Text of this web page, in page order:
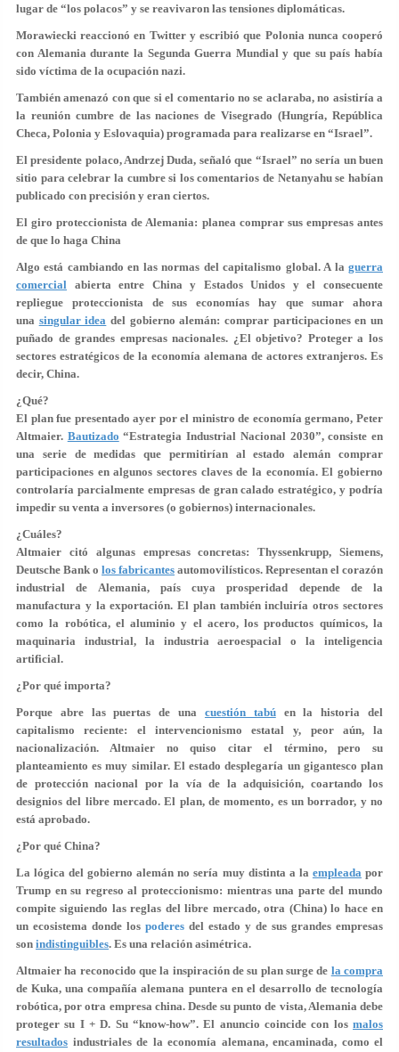
lugar de “los polacos” y se reavivaron las tensiones diplomáticas.
Morawiecki reaccionó en Twitter y escribió que Polonia nunca cooperó
con Alemania durante la Segunda Guerra Mundial y que su país había
sido víctima de la ocupación nazi.
También amenazó con que si el comentario no se aclaraba, no asistiría a
la reunión cumbre de las naciones de Visegrado (Hungría, República
Checa, Polonia y Eslovaquia) programada para realizarse en “Israel”.
El presidente polaco, Andrzej Duda, señaló que “Israel” no sería un buen
sitio para celebrar la cumbre si los comentarios de Netanyahu se habían
publicado con precisión y eran ciertos.
El giro proteccionista de Alemania: planea comprar sus empresas antes
de que lo haga China
Algo está cambiando en las normas del capitalismo global. A la guerra
comercial abierta entre China y Estados Unidos y el consecuente
repliegue proteccionista de sus economías hay que sumar ahora
una singular idea del gobierno alemán: comprar participaciones en un
puñado de grandes empresas nacionales. ¿El objetivo? Proteger a los
sectores estratégicos de la economía alemana de actores extranjeros. Es
decir, China.
¿Qué?
El plan fue presentado ayer por el ministro de economía germano, Peter
Altmaier. Bautizado “Estrategia Industrial Nacional 2030”, consiste en
una serie de medidas que permitirían al estado alemán comprar
participaciones en algunos sectores claves de la economía. El gobierno
controlaría parcialmente empresas de gran calado estratégico, y podría
impedir su venta a inversores (o gobiernos) internacionales.
¿Cuáles?
Altmaier citó algunas empresas concretas: Thyssenkrupp, Siemens,
Deutsche Bank o los fabricantes automovilísticos. Representan el corazón
industrial de Alemania, país cuya prosperidad depende de la
manufactura y la exportación. El plan también incluiría otros sectores
como la robótica, el aluminio y el acero, los productos químicos, la
maquinaria industrial, la industria aeroespacial o la inteligencia
artificial.
¿Por qué importa?
Porque abre las puertas de una cuestión tabúen la historia del
capitalismo reciente: el intervencionismo estatal y, peor aún, la
nacionalización. Altmaier no quiso citar el término, pero su
planteamiento es muy similar. El estado desplegaría un gigantesco plan
de protección nacional por la vía de la adquisición, coartando los
designios del libre mercado. El plan, de momento, es un borrador, y no
está aprobado.
¿Por qué China?
La lógica del gobierno alemán no sería muy distinta a la empleadapor
Trump en su regreso al proteccionismo: mientras una parte del mundo
compite siguiendo las reglas del libre mercado, otra (China) lo hace en
un ecosistema donde los poderes del estado y de sus grandes empresas
son indistinguibles. Es una relación asimétrica.
Altmaier ha reconocido que la inspiración de su plan surge de la compra
de Kuka, una compañía alemana puntera en el desarrollo de tecnología
robótica, por otra empresa china. Desde su punto de vista, Alemania debe
proteger su I + D. Su “know-how”. El anuncio coincide con los malos
resultados industriales de la economía alemana, encaminada, como el